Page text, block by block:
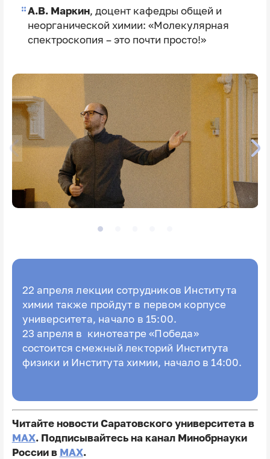
А.В. Маркин, доцент кафедры общей и
неорганической химии: «Молекулярная
спектроскопия – это почти просто!»
22 апреля лекции сотрудников Института
химии также пройдут в первом корпусе
университета, начало в 15:00.
23 апреля в кинотеатре «Победа»
состоится смежный лекторий Института
физики и Института химии, начало в 14:00.
Читайте новости Саратовского университета в
MAX. Подписывайтесь на канал Минобрнауки
России в MAX.